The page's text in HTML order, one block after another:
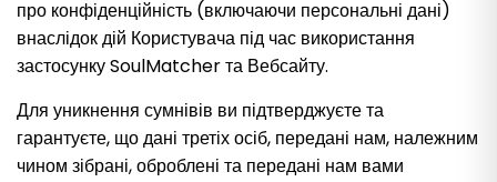
про конфіденційність (включаючи персональні дані)
внаслідок дій Користувача під час використання
застосунку SoulMatcher та Вебсайту.
Для уникнення сумнівів ви підтверджуєте та
гарантуєте, що дані третіх осіб, передані нам, належним
чином зібрані, оброблені та передані нам вами